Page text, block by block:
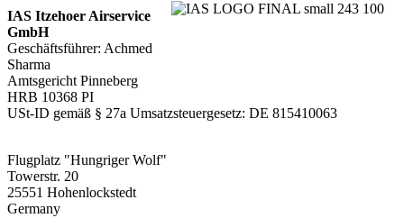
IAS Itzehoer Airservice
GmbH
Geschäftsführer: Achmed
Sharma
Amtsgericht Pinneberg
HRB 10368 PI
USt-ID gemäß § 27a Umsatzsteuergesetz: DE 815410063
Flugplatz "Hungriger Wolf"
Towerstr. 20
25551 Hohenlockstedt
Germany